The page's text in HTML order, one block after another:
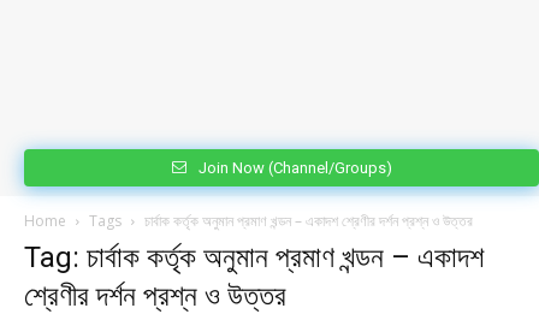
Join Now (Channel/Groups)
Home Tags চার্বাক কর্তৃক অনুমান প্রমাণ খন্ডন – একাদশ শ্রেণীর দর্শন প্রশ্ন ও উত্তর
Tag: চার্বাক কর্তৃক অনুমান প্রমাণ খন্ডন – একাদশ
শ্রেণীর দর্শন প্রশ্ন ও উত্তর